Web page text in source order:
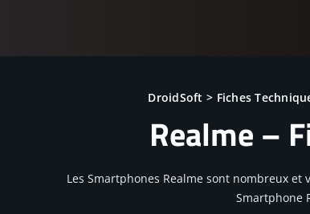
DroidSoft > Fiches
Realme –
Les Smartphones Realme sont nombreux
Smartphone